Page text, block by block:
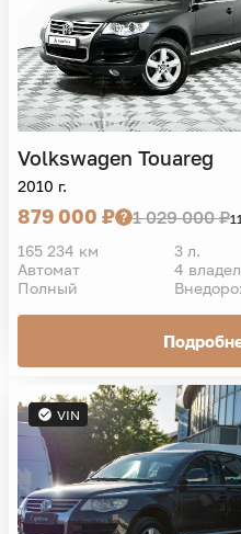
Volkswagen Touareg
2010 г.
879 000 ₽ 1 029 000 ₽
165 234 км 3 л.
Автомат
4
Полный
VIN